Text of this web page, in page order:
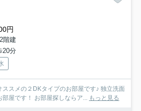
円
階建
20分
スメの２DKタイプのお部屋です♪ 独立洗面
屋です！ お部屋探しならア...
もっと見る